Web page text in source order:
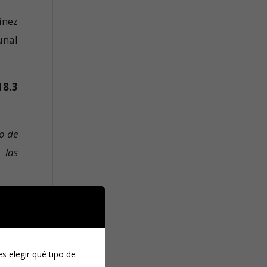
de
las
el
elegir qué tipo de